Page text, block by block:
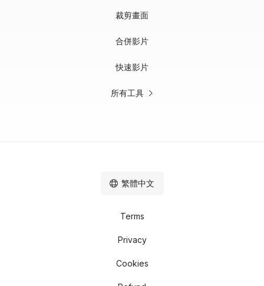
裁剪畫面
合併影片
快速影片
所有工具
Terms
Privacy
Cookies
繁體中文